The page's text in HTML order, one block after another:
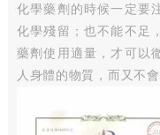
化學藥劑的時候一定要
化學殘留；也不能不足
藥劑使用適量，才可以
人身體的物質，而又不